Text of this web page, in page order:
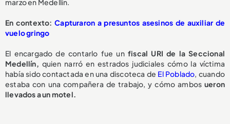
En contexto: Capturaron a presuntos asesinos de auxiliar de
vuelo gringo
El encargado de contarlo fue unfiscal URI de la Seccional
Medellín,
quien narró en estrados judiciales cómo la víctima
había sido contactada en una discoteca de El Poblado , cuando
estaba con una compañera de trabajo, y cómo ambos ueron
llevados a un motel.